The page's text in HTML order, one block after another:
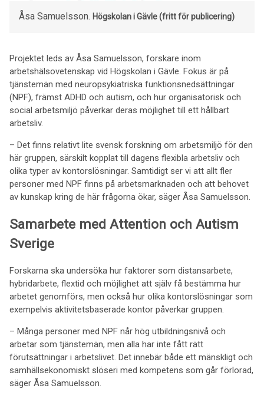
Åsa Samuelsson. Högskolan i Gävle (fritt för publicering)
Projektet leds av Åsa Samuelsson, forskare inom
arbetshälsovetenskap vid Högskolan i Gävle. Fokus är på
tjänstemän med neuropsykiatriska funktionsnedsättningar
(NPF), främst ADHD och autism, och hur organisatorisk och
social arbetsmiljö påverkar deras möjlighet till ett hållbart
arbetsliv.
– Det finns relativt lite svensk forskning om arbetsmiljö för den
här gruppen, särskilt kopplat till dagens flexibla arbetsliv och
olika typer av kontorslösningar. Samtidigt ser vi att allt fler
personer med NPF finns på arbetsmarknaden och att behovet
av kunskap kring de här frågorna ökar, säger Åsa Samuelsson.
Samarbete med Attention och Autism
Sverige
Forskarna ska undersöka hur faktorer som distansarbete,
hybridarbete, flextid och möjlighet att själv få bestämma hur
arbetet genomförs, men också hur olika kontorslösningar som
exempelvis aktivitetsbaserade kontor påverkar gruppen.
– Många personer med NPF når hög utbildningsnivå och
arbetar som tjänstemän, men alla har inte fått rätt
förutsättningar i arbetslivet. Det innebär både ett mänskligt och
samhällsekonomiskt slöseri med kompetens som går förlorad,
säger Åsa Samuelsson.